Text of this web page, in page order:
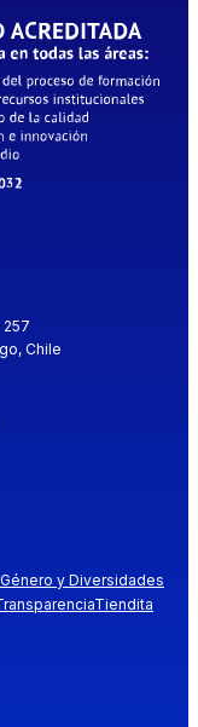
Chile
Género y Diversidades
Tiendita